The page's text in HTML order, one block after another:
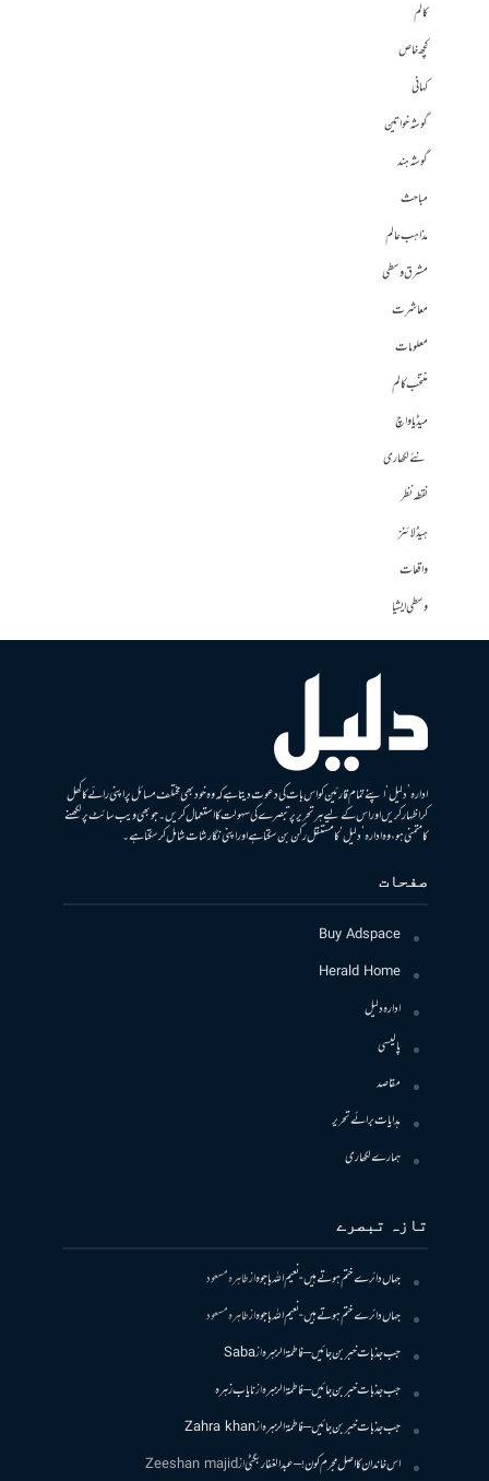
کالم
کچھ خاص
کہانی
گوشہ خواتین
گوشہ ہند
مباحث
مذاہب عالم
مشرق وسطی
معاشرت
معلومات
منتخب کالم
میڈیا واچ
نئے لکھاری
نقطہ نظر
ہیڈلائنز
واقعات
وسطی ایشیا
ادارہ ’دلیل‘ اپنے تمام قارئین کو اس بات کی دعوت دیتا ہے کہ وہ خود بھی مختلف مسائل پر اپنی رائے کا کھل
کر اظہار کریں اور اس کے لیے ہر تحریر پر تبصرے کی سہولت کا استعمال کریں۔ جو بھی ویب سائٹ پر لکھنے
کا متمنی ہو، وہ ادارہ ’دلیل‘ کا مستقل رکن بن سکتا ہے اور اپنی نگارشات شامل کرسکتا ہے۔
صفحات
Buy Adspace
Herald Home
ادارہ دلیل
پالیسی
مقاصد
ہدایات برائے تحریر
ہمارے لکھاری
تازہ تبصرے
جہاں دائرے ختم ہوتے ہیں- نعیم اللہ باجوہازطاہرہ مسعود
جہاں دائرے ختم ہوتے ہیں- نعیم اللہ باجوہازطاہرہ مسعود
جب جذبات خبر بن جائیں – فاطمۃالزہرہازSaba
جب جذبات خبر بن جائیں – فاطمۃالزہرہازنایاب زہرہ
جب جذبات خبر بن جائیں – فاطمۃالزہرہازZahra khan
اس خاندان کا اصل مجرم کون! – عبدالغفار بگٹیازZeeshan majid